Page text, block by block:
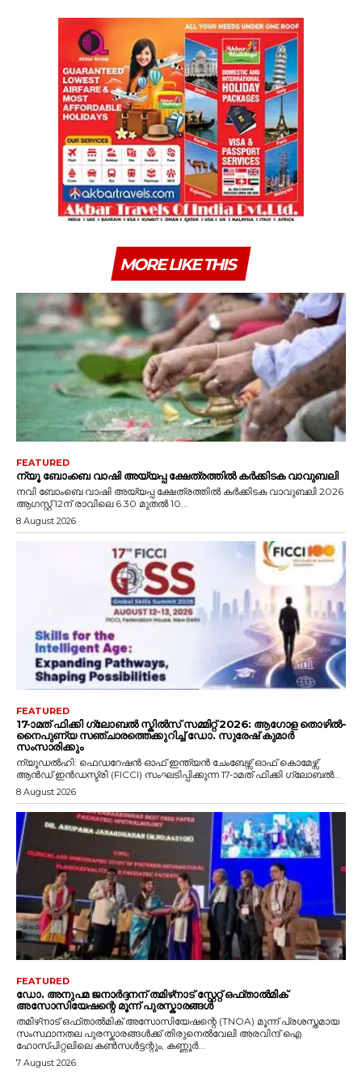
MORE LIKE THIS
FEATURED
ന്യൂ ബോംബെ വാഷി അയ്യപ്പ ക്ഷേത്രത്തിൽ കർക്കിടക വാവുബലി
നവി ബോംബെ വാഷി അയ്യപ്പ ക്ഷേത്രത്തിൽ കർക്കിടക വാവുബലി 2026
ആഗസ്റ്റ് 12ന് രാവിലെ 6.30 മുതൽ 10...
8 August 2026
FEATURED
17-ാമത് ഫിക്കി ഗ്ലോബൽ സ്കിൽസ് സമ്മിറ്റ് 2026: ആഗോള തൊഴിൽ-
നൈപുണ്യ സഞ്ചാരത്തെക്കുറിച്ച് ഡോ. സുരേഷ് കുമാർ
സംസാരിക്കും
ന്യൂഡൽഹി: ഫെഡറേഷൻ ഓഫ് ഇന്ത്യൻ ചേംബേഴ്സ് ഓഫ് കൊമേഴ്സ്
ആൻഡ് ഇൻഡസ്ട്രി (FICCI) സംഘടിപ്പിക്കുന്ന 17-ാമത് ഫിക്കി ഗ്ലോബൽ...
8 August 2026
FEATURED
ഡോ. അനുപമ ജനാർദ്ദനന് തമിഴ്‌നാട് സ്റ്റേറ്റ് ഒഫ്താൽമിക്
അസോസിയേഷന്റെ മൂന്ന് പുരസ്കാരങ്ങൾ
തമിഴ്‌നാട് ഒഫ്താൽമിക് അസോസിയേഷന്റെ (TNOA) മൂന്ന് പ്രശസ്തമായ
സംസ്ഥാനതല പുരസ്കാരങ്ങൾക്ക് തിരുനെൽവേലി അരവിന്ദ് ഐ
ഹോസ്പിറ്റലിലെ കൺസൾട്ടന്റും, കണ്ണൂർ...
7 August 2026